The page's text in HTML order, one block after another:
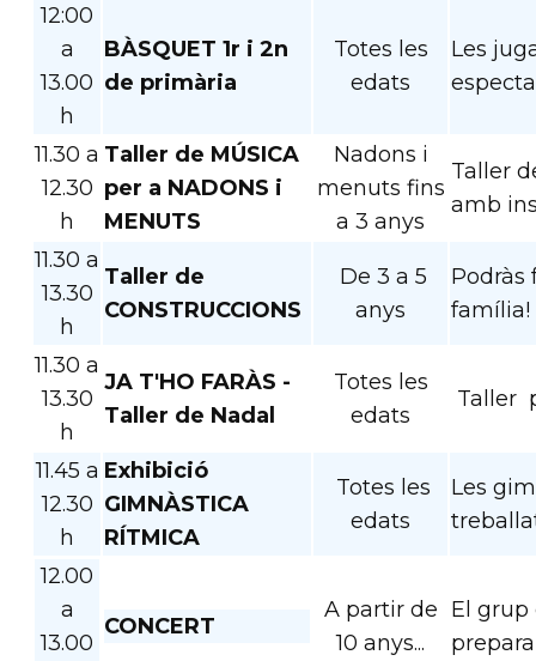
12:00
a
13.00
h
BÀSQUET 1r i 2n
de primària
Totes les
edats
Les
11.30 a
12.30
h
Taller de MÚSICA
per a NADONS i
MENUTS
Nadons i
menuts fins
a 3 anys
Taller
amb
11.30 a
13.30
h
Taller de
CONSTRUCCIONS
De 3 a 5
anys
Podràs
família!
11.30 a
13.30
h
JA T'HO FARÀS -
Taller de Nadal
Totes les
edats
Taller
11.45 a
12.30
h
Exhibició
GIMNÀSTICA
RÍTMICA
Totes les
edats
Les
12.00
a
13.00
CONCERT
A partir de
10 anys...
El grup